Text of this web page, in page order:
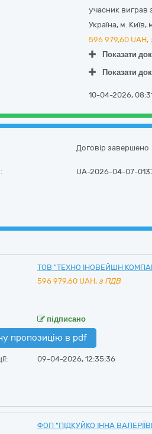
учасник виграв
Україна, м. Київ,
596 979,60 UAH,
Показати
Показати
10-04-2026,
Договір завершено
UA-2026-04-07-
ТОВ "ТЕХНО ІНОВЕЙШН
596 979,60 UAH, з ПДВ
підписано
пропозицію в pdf
09-04-2026, 12:35:36
ФОП "ПІДКУЙКО ІННА